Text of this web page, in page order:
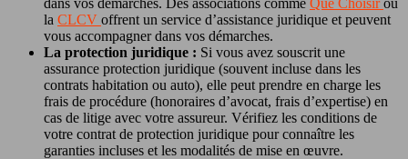
la CLCV offrent un service d’assistance juridique et peuvent
vous accompagner dans vos démarches.
La protection juridique : Si vous avez souscrit une
assurance protection juridique (souvent incluse dans les
contrats habitation ou auto), elle peut prendre en charge les
frais de procédure (honoraires d’avocat, frais d’expertise) en
cas de litige avec votre assureur. Vérifiez les conditions de
votre contrat de protection juridique pour connaître les
garanties incluses et les modalités de mise en œuvre.